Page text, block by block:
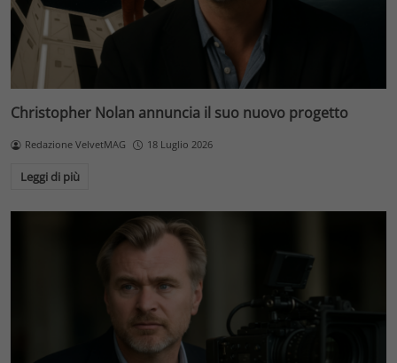
Christopher Nolan annuncia il suo nuovo progetto
Redazione VelvetMAG 18 Luglio 2026
Leggi di più